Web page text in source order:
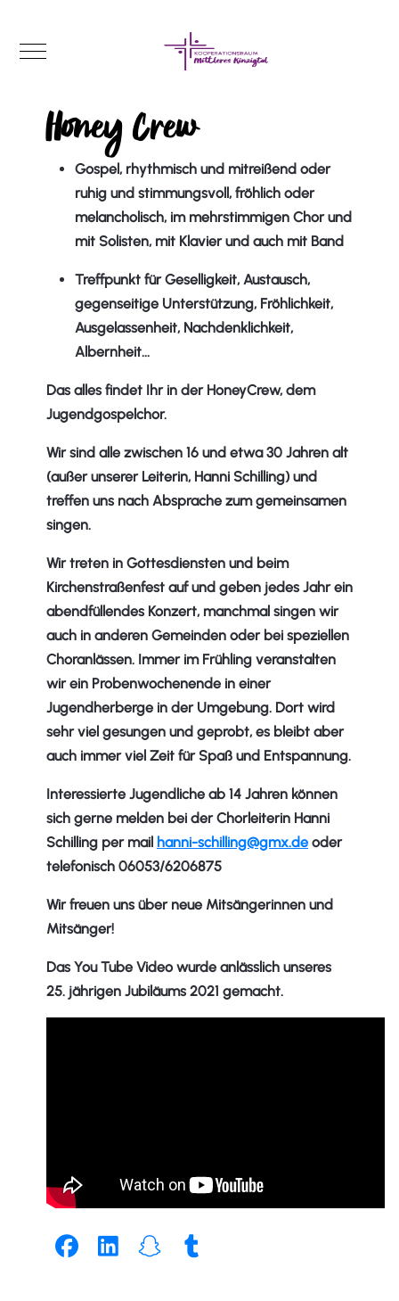
Mobile Menu Toggle
Honey Crew
Gospel, rhythmisch und mitreißend oder
ruhig und stimmungsvoll, fröhlich oder
melancholisch, im mehrstimmigen Chor und
mit Solisten, mit Klavier und auch mit Band
Treffpunkt für Geselligkeit, Austausch,
gegenseitige Unterstützung, Fröhlichkeit,
Ausgelassenheit, Nachdenklichkeit,
Albernheit...
Das alles findet Ihr in der HoneyCrew, dem
Jugendgospelchor.
Wir sind alle zwischen 16 und etwa 30 Jahren alt
(außer unserer Leiterin, Hanni Schilling) und
treffen uns nach Absprache zum gemeinsamen
singen.
Wir treten in Gottesdiensten und beim
Kirchenstraßenfest auf und geben jedes Jahr ein
abendfüllendes Konzert, manchmal singen wir
auch in anderen Gemeinden oder bei speziellen
Choranlässen. Immer im Frühling veranstalten
wir ein Probenwochenende in einer
Jugendherberge in der Umgebung. Dort wird
sehr viel gesungen und geprobt, es bleibt aber
auch immer viel Zeit für Spaß und Entspannung.
Interessierte Jugendliche ab 14 Jahren können
sich gerne melden bei der Chorleiterin Hanni
Schilling per mail hanni-schilling@gmx.de oder
telefonisch 06053/6206875
Wir freuen uns über neue Mitsängerinnen und
Mitsänger!
Das You Tube Video wurde anlässlich unseres
25. jährigen Jubiläums 2021 gemacht.